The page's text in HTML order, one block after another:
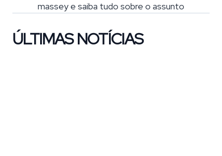
massey e saiba tudo sobre o assunto
ÚLTIMAS NOTÍCIAS